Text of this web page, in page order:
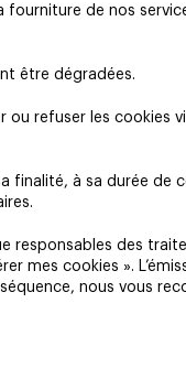
de nos
être dégradées.
refuser les cookies
finalité, à sa durée de
responsables des
mes cookies ».
nous vous